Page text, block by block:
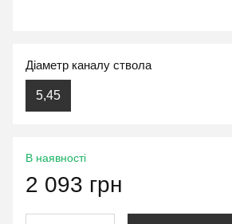
Діаметр каналу ствола
5,45
В наявності
2 093 грн